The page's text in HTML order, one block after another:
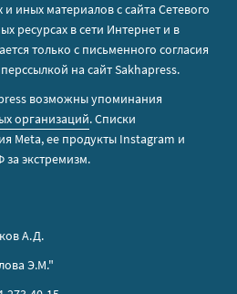
иных материалов с сайта Сетевого
ресурсах в сети Интернет и в
только с письменного согласия
на сайт Sakhapress.
возможны упоминания
организаций. Списки
Metа, ее продукты Instagram и
экстремизм.
А.Д.
Э.М."